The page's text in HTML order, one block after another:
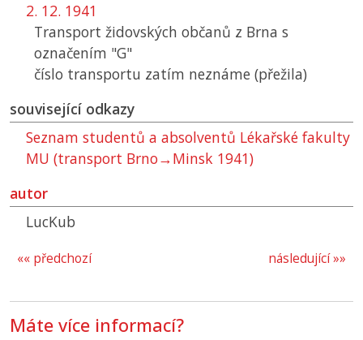
2. 12. 1941
Transport židovských občanů z Brna s
označením "G"
číslo transportu zatím neznáme (přežila)
související odkazy
Seznam studentů a absolventů Lékařské fakulty
MU (transport Brno→Minsk 1941)
autor
LucKub
následující »»
«« předchozí
Máte více informací?